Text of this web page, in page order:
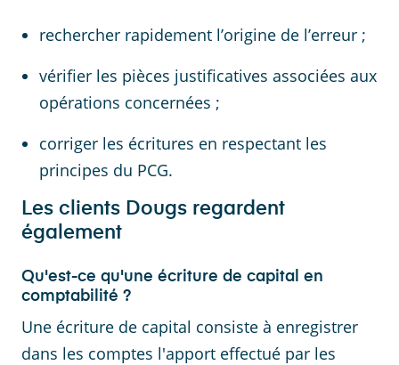
rechercher rapidement l’origine de l’erreur ;
vérifier les pièces justificatives associées aux
opérations concernées ;
corriger les écritures en respectant les
principes du PCG.
Les clients Dougs regardent
également
Qu'est-ce qu'une écriture de capital en
comptabilité ?
Une écriture de capital consiste à enregistrer
dans les comptes l'apport effectué par les